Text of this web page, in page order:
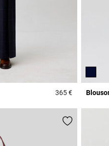
365 €5 out of 5